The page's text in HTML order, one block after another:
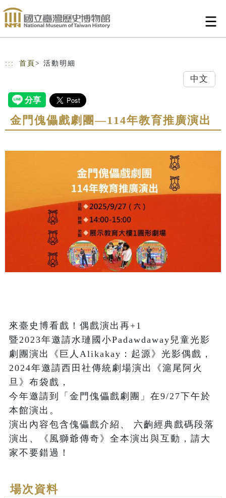
跳到主要內容
網站導覽
::: 首頁 > 活動明細
中文
金門傀儡戲劇團—114年教育推廣演出
來臺史博看戲！偶戲演出再+1
暨2023年邀請水璉國小Padawdaway兒童光影
劇團演出《巨人Alikakay：起源》光影偶戲，
2024年邀請西田社傳統劇場演出《滬尾阿火
旦》布袋戲，
今年邀請到「金門傀儡戲劇團」在9/27下午於
本館演出。
演出內容包含傀儡戲介紹、 六齣經典戲碼段落
演出、《風獅爺傳奇》全本演出與互動，請大
場次資料